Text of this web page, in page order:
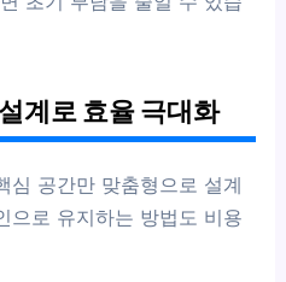
계로 효율 극대화
심 공간만 맞춤형으로 설계
으로 유지하는 방법도 비용